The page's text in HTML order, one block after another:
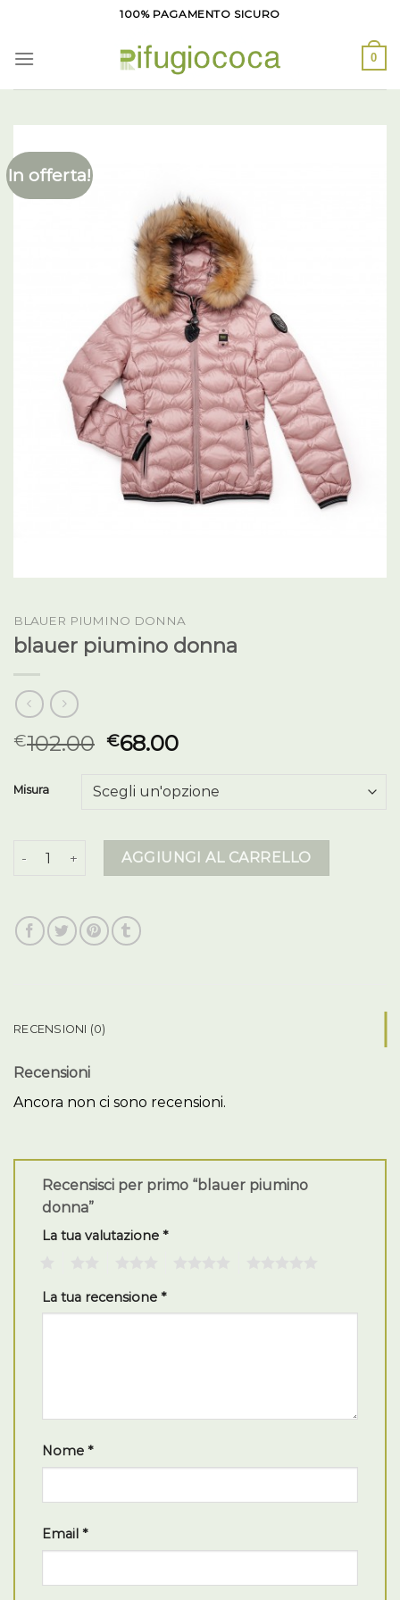
contenuti
100% PAGAMENTO SICURO
0
In offerta!
BLAUER PIUMINO DONNA
blauer piumino donna
€102.00 €68.00
Misura
blauer piumino donna quantitàAGGIUNGI AL CARRELLO
RECENSIONI (0)
Recensioni
Ancora non ci sono recensioni.
Recensisci per primo “blauer piumino
donna”
La tua valutazione *
La tua recensione *
Nome *
Email *